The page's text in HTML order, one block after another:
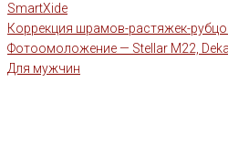
SmartXide
Коррекция шрамов-растяжек-
Фотоомоложение — Stellar M22,
Для мужчин